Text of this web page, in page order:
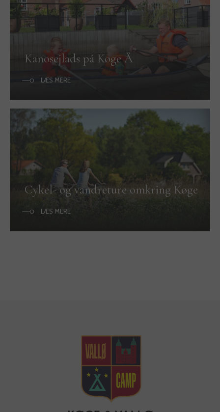
Kanosejlads på Køge Å
LÆS MERE
Cykel- og vandreture omkring Køge
LÆS MERE